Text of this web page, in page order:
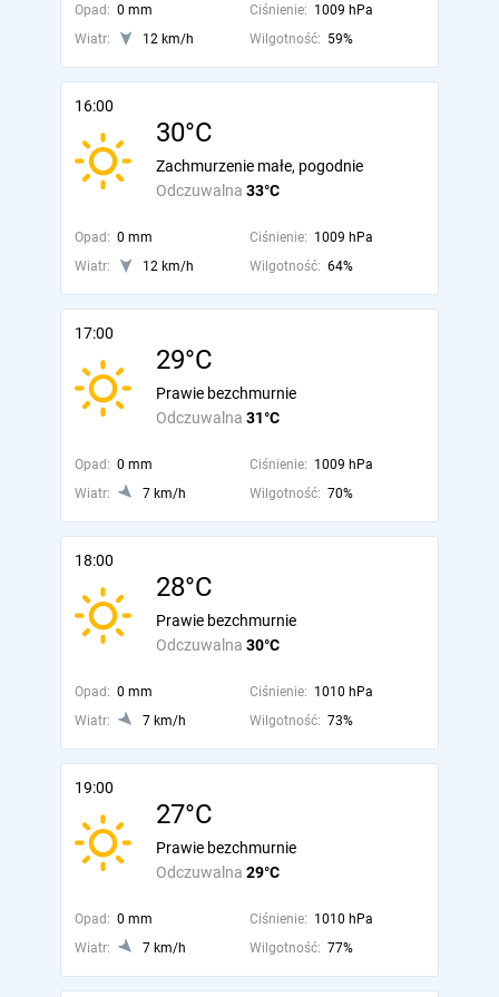
Opad: 0 mm Ciśnienie: 1009 hPa
Wiatr:
12 km/h Wilgotność: 59%
16:00
30°C
Odczuwalna 33°C
Zachmurzenie małe, pogodnie
Opad: 0 mm Ciśnienie: 1009 hPa
Wiatr:
12 km/h Wilgotność: 64%
17:00
29°C
Odczuwalna 31°C
Prawie bezchmurnie
Opad: 0 mm Ciśnienie: 1009 hPa
Wiatr:
7 km/h Wilgotność: 70%
18:00
28°C
Odczuwalna 30°C
Prawie bezchmurnie
Opad: 0 mm Ciśnienie: 1010 hPa
Wiatr:
7 km/h Wilgotność: 73%
19:00
27°C
Odczuwalna 29°C
Prawie bezchmurnie
Opad: 0 mm Ciśnienie: 1010 hPa
Wiatr:
7 km/h Wilgotność: 77%